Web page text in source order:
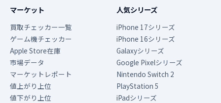
マーケット
買取チェッカー一覧
ゲーム機チェッカー
Apple Store在庫
市場データ
マーケットレポート
値上がり上位
値下がり上位
人気シリーズ
iPhone 17シリーズ
iPhone 16シリーズ
Galaxyシリーズ
Google Pixelシリーズ
Nintendo Switch 2
PlayStation 5
iPadシリーズ